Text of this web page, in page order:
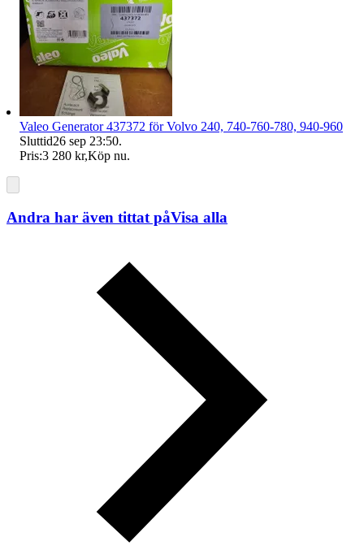
Valeo Generator 437372 för Volvo 240, 740-760-780, 940-960
Sluttid26 sep 23:50.
Pris:3 280 kr,Köp nu.
Andra har även tittat påVisa alla